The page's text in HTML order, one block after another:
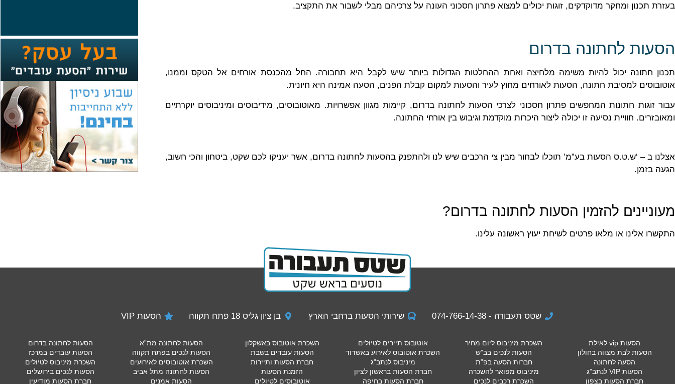
בעזרת תכנון ומחקר מדוקדקים, זוגות יכולים למצוא פתרון חסכוני העונה על צרכיהם מבלי לשבור את התקציב.
הסעות לחתונה בדרום
תכנון חתונה יכול להיות משימה מלחיצה ואחת ההחלטות הגדולות ביותר שיש לקבל היא תחבורה. החל מהכנסת אורחים אל הטקס וממנו,
אוטובוסים למסיבת חתונה, הסעות לאורחים מחוץ לעיר והסעות למקום קבלת הפנים, הסעה אמינה היא חיונית.
עבור זוגות חתונות המחפשים פתרון חסכוני לצרכי הסעות לחתונה בדרום, קיימות מגוון אפשרויות. מאוטובוסים, מידיבוסים ומיניבוסים יוקרתיים
ומאובזרים. חוויית נסיעה זו יכולה ליצור היכרות מוקדמת וגיבוש בין אורחי החתונה.
אצלנו ב – ‘ש.ט.ס הסעות בע”מ’ תוכלו לבחור מבין צי הרכבים שיש לנו ולהתפנק בהסעות לחתונה בדרום, אשר יעניקו לכם שקט, ביטחון והכי חשוב,
הגעה בזמן.
מעוניינים להזמין הסעות לחתונה בדרום?
התקשרו אלינו או מלאו פרטים לשיחת יעוץ ראשונה עלינו.
שטס תעבורה - 074-766-14-38 שירותי הסעות ברחבי הארץ בן ציון גליס 18 פתח תקווה הסעות VIP
הסעות vip לאילת השכרת מיניבוס ליום מחיר אוטובוס תיירים לטיולים השכרת אוטובוס באשקלון הסעות לחתונה מת”א
הסעות לחתונה בדרום
הסעות לבת מצווה בחולון
הסעות לנכים בב”ש השכרת אוטובוס לאירוע באשדוד הסעות עובדים בשבת הסעות לנכים בפתח תקווה
הסעות עובדים במרכז
הסעה לחתונה
חברות הסעה בפ”ת מיניבוס לנתב”ג חברת הסעות ותיירות השכרת אוטובוסים לאירועים
השכרת מיניבוס לטיולים
הסעות VIP לנתב”ג
מיניבוס מפואר להשכרה חברת הסעות בראשון לציון הזמנת הסעות הסעות לחתונה מתל אביב
הסעות לנכים בירושלים
חברת הסעות בצפון
השכרת רכבים לנכים חברת הסעות בחיפה אוטובוסים לטיולים הסעות אמנים חברת הסעות מודיעין